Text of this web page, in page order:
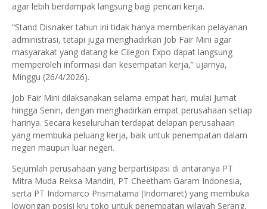
agar lebih berdampak langsung bagi pencari kerja.
“Stand Disnaker tahun ini tidak hanya memberikan pelayanan
administrasi, tetapi juga menghadirkan Job Fair Mini agar
masyarakat yang datang ke Cilegon Expo dapat langsung
memperoleh informasi dan kesempatan kerja,” ujarnya,
Minggu (26/4/2026).
Job Fair Mini dilaksanakan selama empat hari, mulai Jumat
hingga Senin, dengan menghadirkan empat perusahaan setiap
harinya. Secara keseluruhan terdapat delapan perusahaan
yang membuka peluang kerja, baik untuk penempatan dalam
negeri maupun luar negeri.
Sejumlah perusahaan yang berpartisipasi di antaranya PT
Mitra Muda Reksa Mandiri, PT Cheetham Garam Indonesia,
serta PT Indomarco Prismatama (Indomaret) yang membuka
lowongan posisi kru toko untuk penempatan wilayah Serang,